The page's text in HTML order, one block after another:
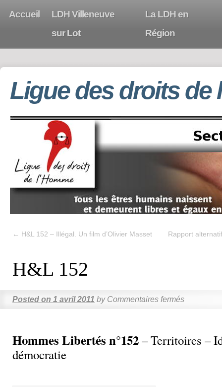
Accueil
LDH Villeneuve
sur Lot
La LDH en
Région
Ligue des droits de
← H&L 152 – Illégal. Un film d’Olivier Masset Rapport
H&L 152
Posted on 1 avril 2011 by Commentaires fermés
Hommes Libertés n°152– Territoires –
démocratie